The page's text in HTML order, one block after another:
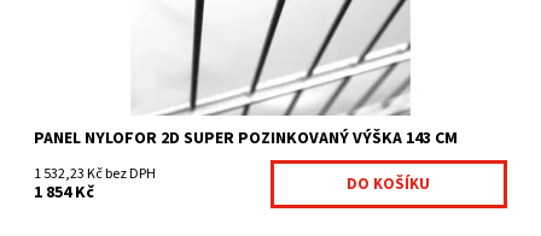
PANEL NYLOFOR 2D SUPER POZINKOVANÝ VÝŠKA 143 CM
1 532,23 Kč bez DPH
1 854 Kč